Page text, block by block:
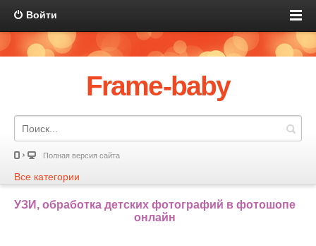
Войти
Frame-baby
Полная версия сайта
Все категории
УЗИ, обработка детских фотографий в фотошопе
онлайн